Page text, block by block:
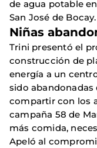
de agua potable
San José de Bocay.
Niñas
Trini presentó el
construcción de
energía a un
sido abandonadas
compartir con los
campaña 58 de
más comida,
Apeló al